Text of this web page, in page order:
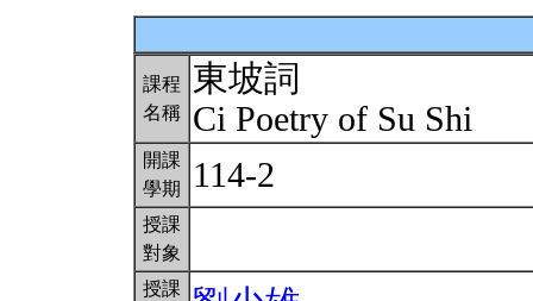
課程
名稱
東坡詞
Ci Poetry of Su Shi
開課
學期
114-2
授課
對象
授課